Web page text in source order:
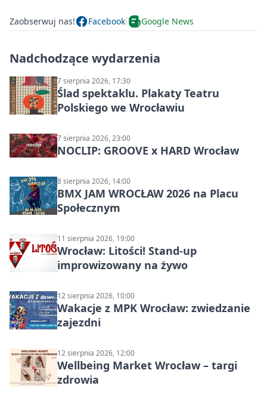
Zaobserwuj nas! Facebook Google News
Nadchodzące wydarzenia
7 sierpnia 2026, 17:30
Ślad spektaklu. Plakaty Teatru
Polskiego we Wrocławiu
7 sierpnia 2026, 23:00
NOCLIP: GROOVE x HARD Wrocław
8 sierpnia 2026, 14:00
BMX JAM WROCŁAW 2026 na Placu
Społecznym
11 sierpnia 2026, 19:00
Wrocław: Litości! Stand-up
improwizowany na żywo
12 sierpnia 2026, 10:00
Wakacje z MPK Wrocław: zwiedzanie
zajezdni
12 sierpnia 2026, 12:00
Wellbeing Market Wrocław – targi
zdrowia